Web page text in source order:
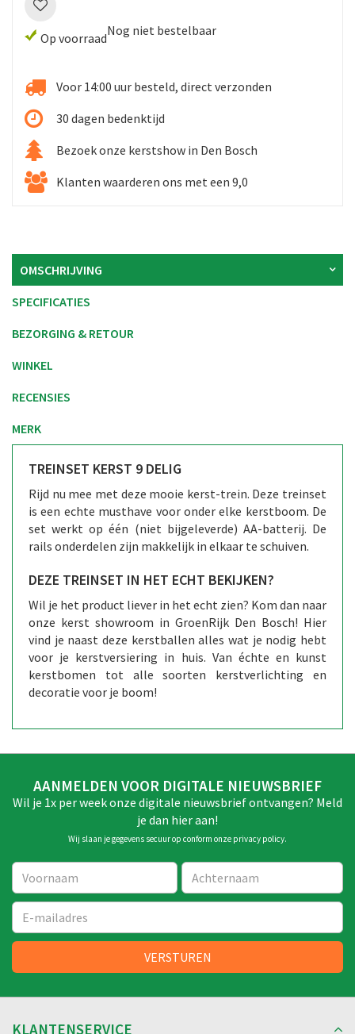
Op voorraadNog niet bestelbaar
Voor 14:00 uur besteld, direct verzonden
30 dagen bedenktijd
Bezoek onze kerstshow in Den Bosch
Klanten waarderen ons met een 9,0
OMSCHRIJVING
SPECIFICATIES
BEZORGING & RETOUR
WINKEL
RECENSIES
MERK
TREINSET KERST 9 DELIG
Rijd nu mee met deze mooie kerst-trein. Deze treinset
is een echte musthave voor onder elke kerstboom. De
set werkt op één (niet bijgeleverde) AA-batterij. De
rails onderdelen zijn makkelijk in elkaar te schuiven.
DEZE TREINSET IN HET ECHT BEKIJKEN?
Wil je het product liever in het echt zien? Kom dan naar
onze kerst showroom in GroenRijk Den Bosch! Hier
vind je naast deze kerstballen alles wat je nodig hebt
voor je kerstversiering in huis. Van échte en kunst
kerstbomen tot alle soorten kerstverlichting en
decoratie voor je boom!
AANMELDEN VOOR DIGITALE NIEUWSBRIEF
Wil je 1x per week onze digitale nieuwsbrief ontvangen? Meld
je dan hier aan!
Wij slaan je gegevens secuur op conform onze privacy policy.
KLANTENSERVICE